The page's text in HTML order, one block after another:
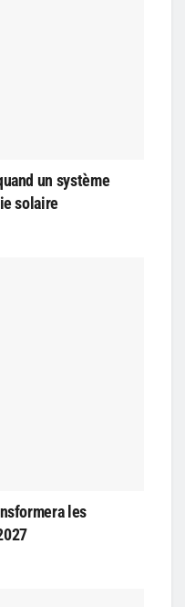
un système
solaire
les